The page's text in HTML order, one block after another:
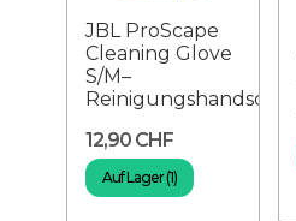
JBL ProScape
Cleaning Glove
S/M–
Reinigungshandschuh
12,90 CHF
Auf Lager (1)